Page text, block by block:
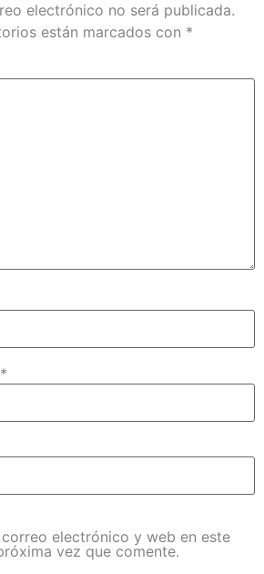
electrónico no será publicada.
están marcados con *
*
electrónico y web en este
vez que comente.